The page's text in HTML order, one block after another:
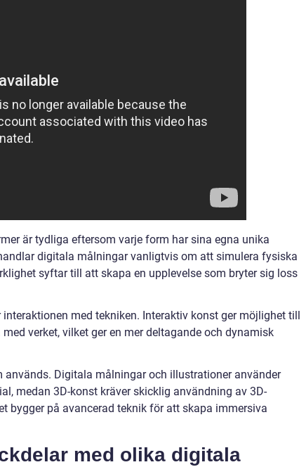
är tydliga eftersom varje form har sina egna unika
digitala målningar vanligtvis om att simulera fysiska
syftar till att skapa en upplevelse som bryter sig loss
med tekniken. Interaktiv konst ger möjlighet till
verket, vilket ger en mer deltagande och dynamisk
används. Digitala målningar och illustrationer använder
medan 3D-konst kräver skicklig användning av 3D-
bygger på avancerad teknik för att skapa immersiva
med olika digitala